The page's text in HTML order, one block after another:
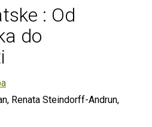
: Od
do
Renata Steindorff-Andrun,